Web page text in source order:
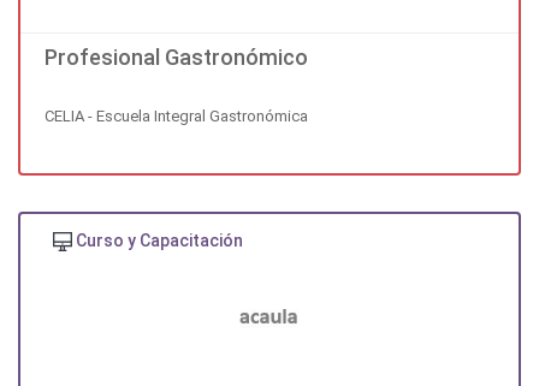
Profesional Gastronómico
CELIA - Escuela Integral Gastronómica
Curso y Capacitación